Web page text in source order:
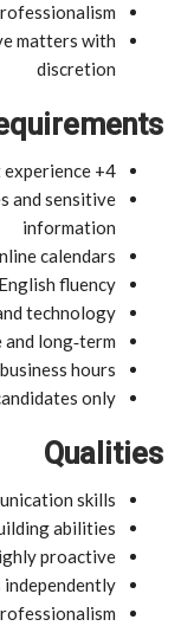
matters with
discretion
4+ years of hands‑on Executive Assistant experience
and sensitive
information
calendars
fluency
technology
long‑term
hours
only
Qualities
skills
abilities
proactive
independently